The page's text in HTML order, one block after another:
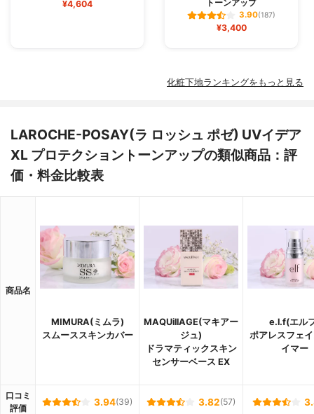
¥4,604
トーンアップ
3.90(187)
¥3,400
化粧下地ランキングをもっと見る
LAROCHE-POSAY(ラ ロッシュ ポゼ) UVイデア
XL プロテクショントーンアップの類似商品：評
価・料金比較表
商品名
MIMURA(ミムラ)
スムーススキンカバー
MAQUillAGE(マキアー
ジュ)
ドラマティックスキン
センサーベース EX
e.l.f(エル
ポアレスフェ
イマー
口コミ
評価
3.94(39) 3.82(57)